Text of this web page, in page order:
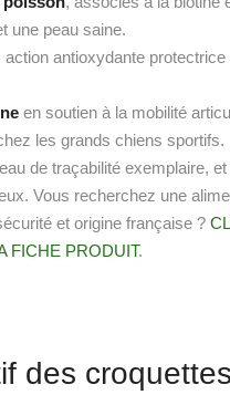
une peau saine.
action antioxydante
en soutien à la mobilité
les grands chiens sportifs.
de traçabilité exemplaire,
Vous recherchez une
et origine française ?
FICHE PRODUIT.
des